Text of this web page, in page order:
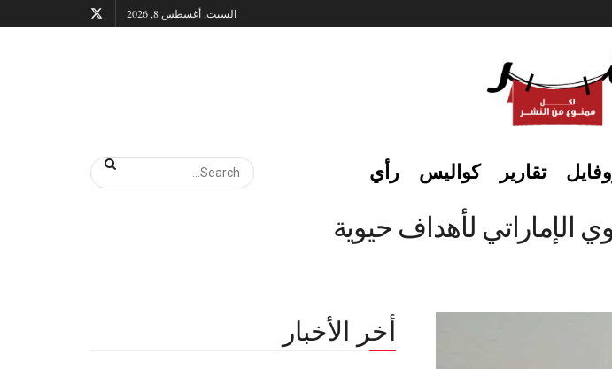
السبت, أغسطس 8, 2026
تقارير كواليس رأي
الإماراتي لأهداف حيوية
أخر الأخبار